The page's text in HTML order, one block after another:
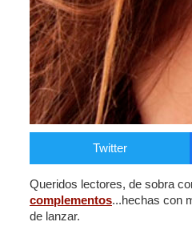
Twitter
Queridos lectores, de sobra
complementos...hechas con
de lanzar.